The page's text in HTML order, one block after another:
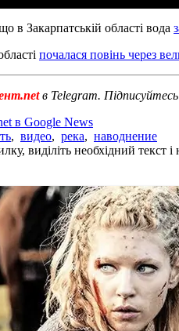
в Закарпатській області вода
почалася повінь через
в Telegram.
в Google News
, видео, река, наводнение
виділіть необхідний текст